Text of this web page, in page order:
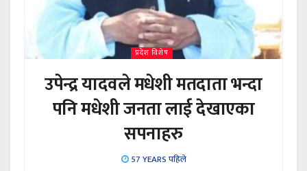
प्रदेश विशेष
उपेन्द्र यादवले मधेशी मतदाता भन्दा
पनि मधेशी जनता लाई देखाएका
सपनाहरु
57 YEARS पहिले